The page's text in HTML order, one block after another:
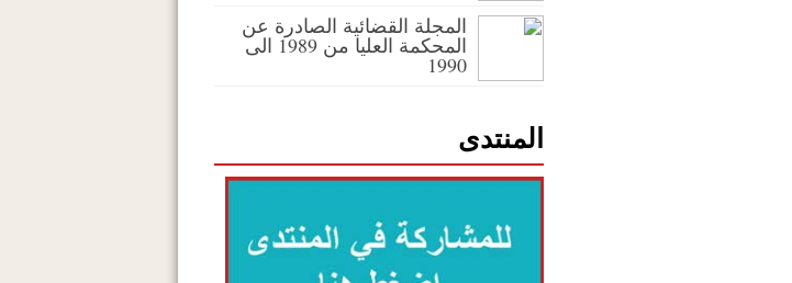
المجلة القضائية الصادرة عن
المحكمة العليا من 1989 الى
1990
المنتدى